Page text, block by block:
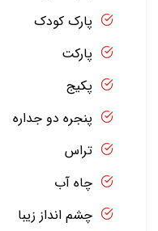
پارک کودک
پارکت
پکیج
پنجره دو جداره
تراس
چاه آب
چشم انداز زیبا